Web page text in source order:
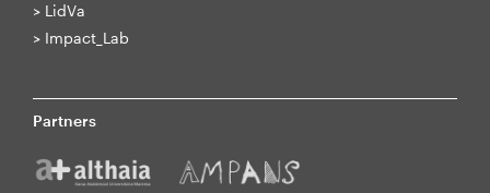
> LidVa
> Impact_Lab
Partners